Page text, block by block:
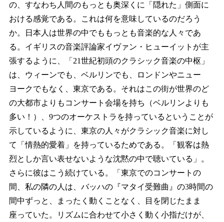
の、すなわち人間のもっとも奥深くに「隠れた」側面に
おける感覚である。これは何を意味しているのだろう
か。日本人は世界の中でももっとも音楽的な人々であ
る。イギリスの音楽評論家イヴァン・ヒューイットが主
張するように、「21世紀初頭のクラシック音楽の中枢」
は、ウィーンでも、ベルリンでも、ロンドンやニュー
ヨークでもなく、東京である。それはこの街が世界のど
の大都市よりもコンサート会場を持ち（ベルリンよりも
多い！）、9つのオーケストラを持っているということが
示しているように、東京の人々がクラシック音楽に対し
て「情熱的愛着」を持っているためである。「観客は熱
烈としか言い表せないような沈黙の中で聴いている」。
さらに彼はこう続けている。「東京でのコンサートの
間、私の隣の人は、バッハの『マタイ受難曲』の3時間の
間中ずっと、まったく動くことなく、目を閉じたまま
座っていた。リズムに合わせて小さく動く小指だけが、